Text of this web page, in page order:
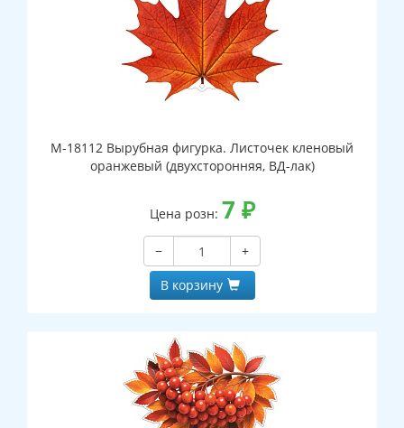
М-18112 Вырубная фигурка. Листочек кленовый
оранжевый (двухсторонняя, ВД-лак)
Цена розн: 7 ₽
−
+
В корзину